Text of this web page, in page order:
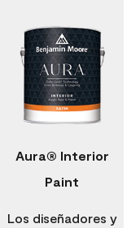
Aura® Interior
Paint
Los diseñadores y